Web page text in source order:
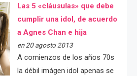
Las 5 «cláusulas» que debe
cumplir una idol, de acuerdo
a Agnes Chan e hija
en 20 agosto 2013
A comienzos de los años 70s
la débil imágen idol apenas se